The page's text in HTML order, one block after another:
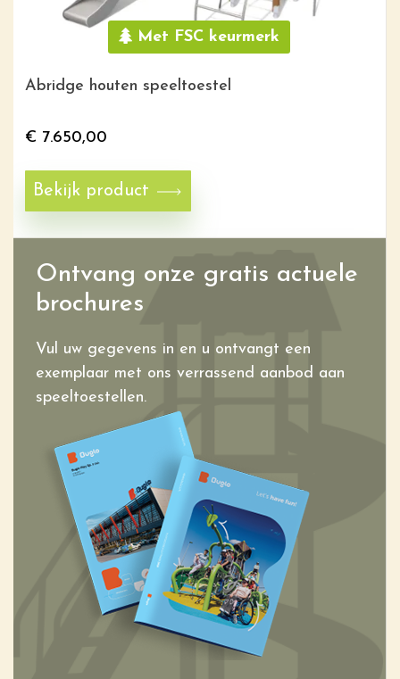
Met FSC keurmerk
Abridge houten speeltoestel
€ 7.650,00
Bekijk product
Ontvang onze gratis actuele
brochures
Vul uw gegevens in en u ontvangt een
exemplaar met ons verrassend aanbod aan
speeltoestellen.